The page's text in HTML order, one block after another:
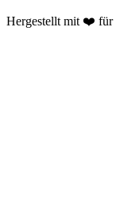
Hergestellt mit ❤️ für